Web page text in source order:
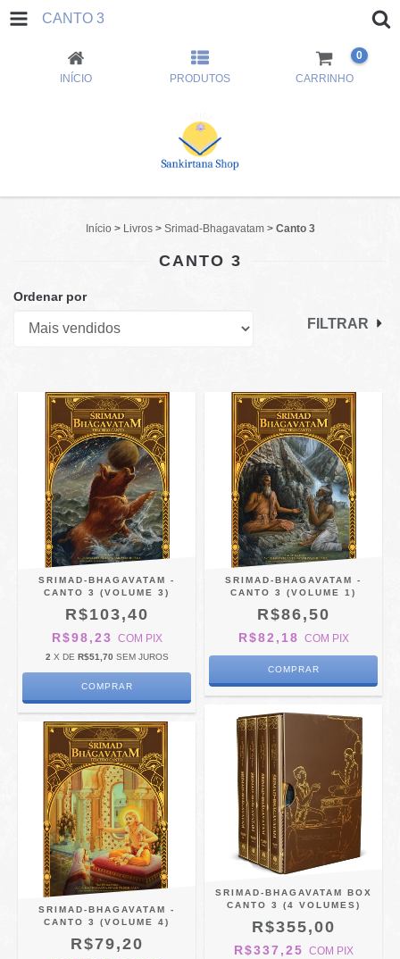
CANTO 3
INÍCIO PRODUTOS CARRINHO
0
Início > Livros > Srimad-Bhagavatam > Canto 3
CANTO 3
Ordenar por
FILTRAR
SRIMAD-BHAGAVATAM -
CANTO 3 (VOLUME 3)
R$103,40
R$98,23 COM PIX
2 X DE R$51,70 SEM JUROS
SRIMAD-BHAGAVATAM -
CANTO 3 (VOLUME 1)
R$86,50
R$82,18 COM PIX
SRIMAD-BHAGAVATAM -
CANTO 3 (VOLUME 4)
R$79,20
SRIMAD-BHAGAVATAM BOX
CANTO 3 (4 VOLUMES)
R$355,00
R$337,25 COM PIX